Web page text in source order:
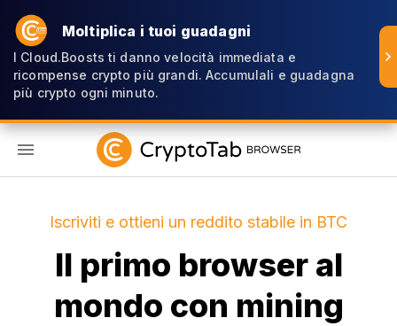
Moltiplica i tuoi guadagni
I Cloud.Boosts ti danno velocità immediata e
ricompense crypto più grandi. Accumulali e guadagna
più crypto ogni minuto.
Iscriviti e ottieni un reddito stabile in BTC
Il primo browser al
mondo con mining